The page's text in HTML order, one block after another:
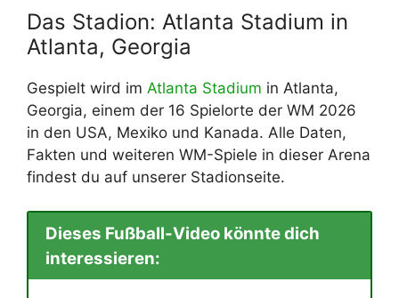
Das Stadion: Atlanta Stadium in
Atlanta, Georgia
Gespielt wird im Atlanta Stadium in Atlanta,
Georgia, einem der 16 Spielorte der WM 2026
in den USA, Mexiko und Kanada. Alle Daten,
Fakten und weiteren WM-Spiele in dieser Arena
findest du auf unserer Stadionseite.
Dieses Fußball-Video könnte dich
interessieren: